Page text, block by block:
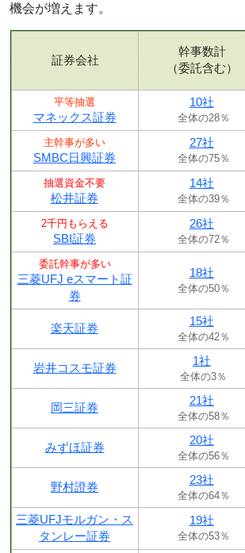
機会が増えます。
証券会社
幹事数計
（委託含む）
平等抽選
マネックス証券
10社
全体の28％
主幹事が多い
SMBC日興証券
27社
全体の75％
抽選資金不要
松井証券
14社
全体の39％
2千円もらえる
SBI証券
26社
全体の72％
委託幹事が多い
三菱UFJ eスマート証
券
18社
全体の50％
楽天証券
15社
全体の42％
岩井コスモ証券
1社
全体の3％
岡三証券
21社
全体の58％
みずほ証券
20社
全体の56％
野村證券
23社
全体の64％
三菱UFJモルガン・ス
タンレー証券
19社
全体の53％